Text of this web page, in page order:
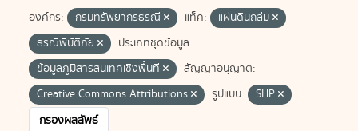
องค์กร: กรมทรัพยากรธรณี แท็ค:
แผ่นดินถล่ม
ธรณีพิบัติภัย
ประเภทชุดข้อมูล:
ข้อมูลภูมิสารสนเทศเชิงพื้นที่
สัญญาอนุญาต:
Creative Commons Attributions
รูปแบบ:
SHP
กรองผลลัพธ์